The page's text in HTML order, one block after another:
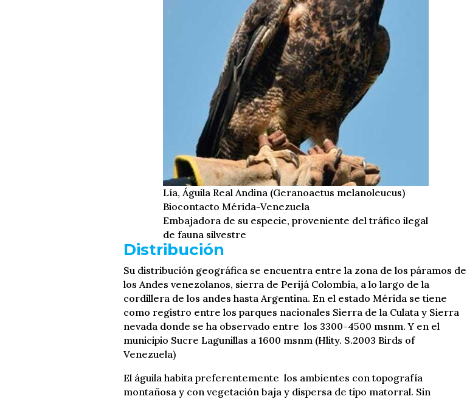
Lía, Águila Real Andina (Geranoaetus melanoleucus)
Biocontacto Mérida-Venezuela
Embajadora de su especie, proveniente del tráfico ilegal
de fauna silvestre
Distribución
Su distribución geográfica se encuentra entre la zona de los páramos de
los Andes venezolanos, sierra de Perijá Colombia, a lo largo de la
cordillera de los andes hasta Argentina. En el estado Mérida se tiene
como registro entre los parques nacionales Sierra de la Culata y Sierra
nevada donde se ha observado entre los 3300-4500 msnm. Y en el
municipio Sucre Lagunillas a 1600 msnm (Hlity. S.2003 Birds of
Venezuela)
El águila habita preferentemente los ambientes con topografía
montañosa y con vegetación baja y dispersa de tipo matorral. Sin